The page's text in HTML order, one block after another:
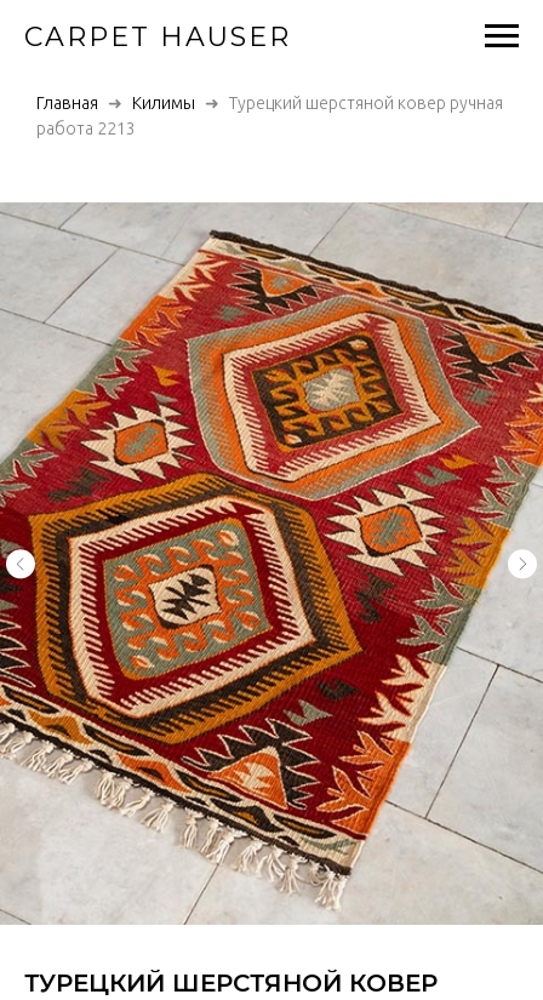
CARPET HAUSER
Главная Килимы
Турецкий шерстяной ковер ручная
работа 2213
ТУРЕЦКИЙ ШЕРСТЯНОЙ КОВЕР